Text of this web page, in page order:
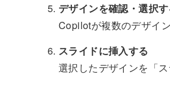
デザインを確認・選択す
Copilotが複数のデザイ
スライドに挿入する
選択したデザインを「